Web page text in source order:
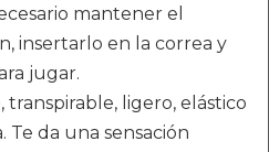
mantener el
insertarlo en la correa y
jugar.
transpirable, ligero, elástico
Te da una sensación